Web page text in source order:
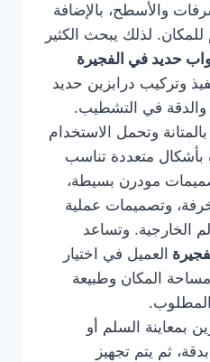
والأسطح، بالإضافة
لذلك يبحث الكثير
حديد في الفجيرة
وتركيب درابزين حديد
والدقة في التشطيب.
وتحمل الاستخدام
بأشكال متعددة تناسب
مودرن بسيطة،
وتصميمات عملية
الخارجية. وتساعد
العميل في اختيار
المكان وطبيعة
المطلوب.
بمعاينة السلم أو
ثم يتم تجهيز